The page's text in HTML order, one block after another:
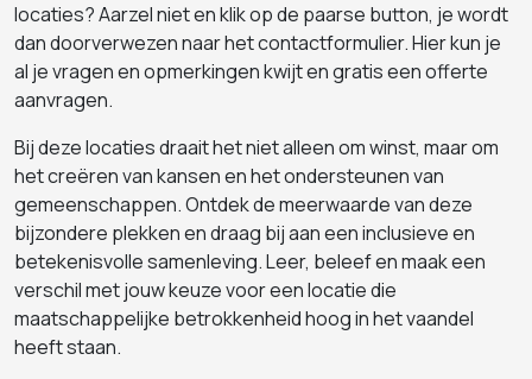
locaties? Aarzel niet en klik op de paarse button, je wordt
dan doorverwezen naar het contactformulier. Hier kun je
al je vragen en opmerkingen kwijt en gratis een offerte
aanvragen.
Bij deze locaties draait het niet alleen om winst, maar om
het creëren van kansen en het ondersteunen van
gemeenschappen. Ontdek de meerwaarde van deze
bijzondere plekken en draag bij aan een inclusieve en
betekenisvolle samenleving. Leer, beleef en maak een
verschil met jouw keuze voor een locatie die
maatschappelijke betrokkenheid hoog in het vaandel
heeft staan.